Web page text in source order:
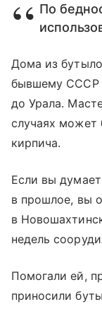
По
Дома из
бывшему СССР
до Урала.
случаях может
кирпича.
Если вы
в прошлое, вы
в
недель
Помогали ей,
приносили